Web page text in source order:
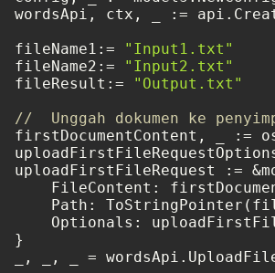
wordsApi, ctx, _ :=
fileName1:=
"Input1.txt"
fileName2:=
"Input2.txt"
fileResult:=
"Output.txt"
//  Unggah dokumen ke
firstDocumentContent, _ :=
uploadFirstFileRequest :=
FileContent:
Path:
Optionals:
}
_, _, _ =